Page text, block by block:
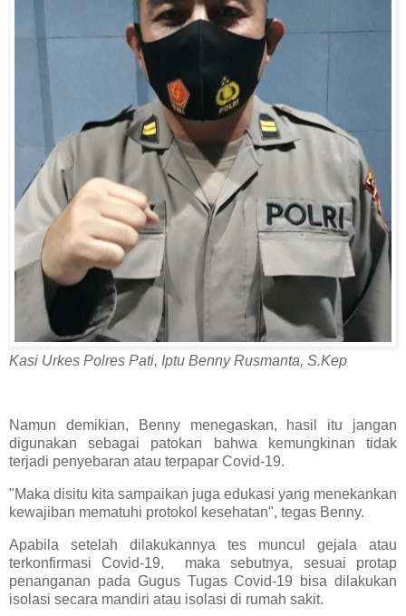
Kasi Urkes Polres Pati, Iptu Benny Rusmanta, S.Kep
Namun demikian, Benny menegaskan, hasil itu jangan
digunakan sebagai patokan bahwa kemungkinan tidak
terjadi penyebaran atau terpapar Covid-19.
"Maka disitu kita sampaikan juga edukasi yang menekankan
kewajiban mematuhi protokol kesehatan", tegas Benny.
Apabila setelah dilakukannya tes muncul gejala atau
terkonfirmasi Covid-19, maka sebutnya, sesuai protap
penanganan pada Gugus Tugas Covid-19 bisa dilakukan
isolasi secara mandiri atau isolasi di rumah sakit.